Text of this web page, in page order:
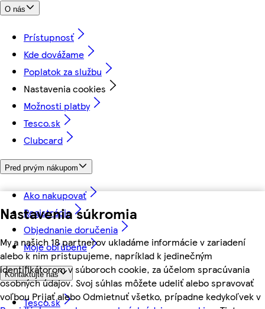
Nastavenia súkromia
My a našich 18 partnerov ukladáme informácie v zariadení
alebo k nim pristupujeme, napríklad k jedinečným
identifikátorom v súboroch cookie, za účelom spracúvania
osobných údajov. Svoj súhlas môžete udeliť alebo spravovať
voľbou Prijať alebo Odmietnuť všetko, prípadne kedykoľvek v
O nás
Prístupnosť
Kde dovážame
Poplatok za službu
Nastavenia cookies
Možnosti platby
Tesco.sk
Clubcard
Pred prvým nákupom
Ako nakupovať
Registrácia
Objednanie doručenia
Moje obľúbené
Kontaktujte nás
Tesco.sk